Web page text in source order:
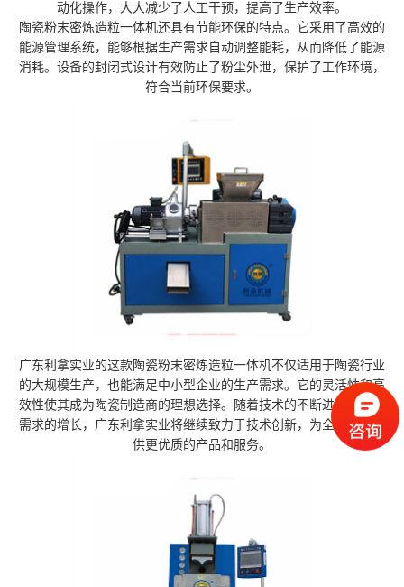
动化操作，大大减少了人工干预，提高了生产效率。
陶瓷粉末密炼造粒一体机还具有节能环保的特点。它采用了高效的
能源管理系统，能够根据生产需求自动调整能耗，从而降低了能源
消耗。设备的封闭式设计有效防止了粉尘外泄，保护了工作环境，
符合当前环保要求。
广东利拿实业的这款陶瓷粉末密炼造粒一体机不仅适用于陶瓷行业
的大规模生产，也能满足中小型企业的生产需求。它的灵活性和高
效性使其成为陶瓷制造商的理想选择。随着技术的不断进步和市场
需求的增长，广东利拿实业将继续致力于技术创新，为全球客户提
供更优质的产品和服务。